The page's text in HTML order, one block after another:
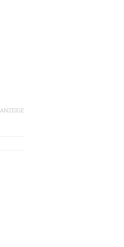
ANZEIGE